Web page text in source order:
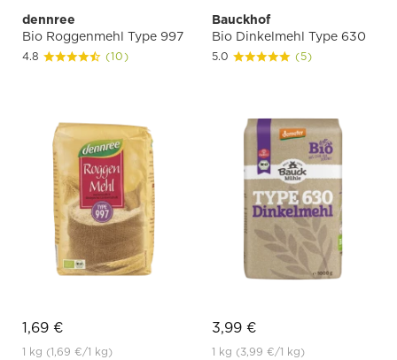
dennree
Bio Roggenmehl Type 997
4.8 (10)
1,69 €
1 kg (1,69 €/1 kg)
Bauckhof
Bio Dinkelmehl Type 630
5.0 (5)
3,99 €
1 kg (3,99 €/1 kg)